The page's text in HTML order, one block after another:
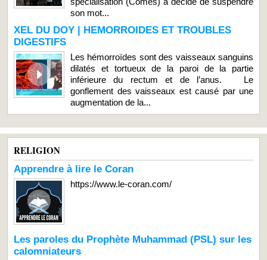
son mot...
XEL DU DOY | HEMORROIDES ET TROUBLES
DIGESTIFS
Les hémorroïdes sont des vaisseaux sanguins
dilatés et tortueux de la paroi de la partie
inférieure du rectum et de l’anus. Le
gonflement des vaisseaux est causé par une
augmentation de la...
RELIGION
Apprendre à lire le Coran
https://www.le-coran.com/
Les paroles du Prophète Muhammad (PSL) sur les
calomniateurs